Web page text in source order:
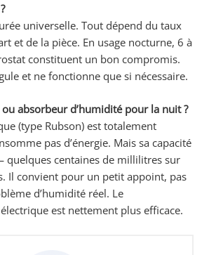
universelle. Tout dépend du taux
et de la pièce. En usage nocturne, 6 à
constituent un bon compromis.
et ne fonctionne que si nécessaire.
absorbeur d’humidité pour la nuit ?
(type Rubson) est totalement
pas d’énergie. Mais sa capacité
quelques centaines de millilitres sur
Il convient pour un petit appoint, pas
d’humidité réel. Le
est nettement plus efficace.